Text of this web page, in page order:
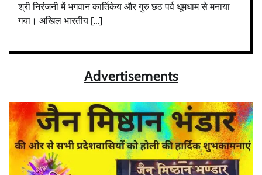
श्री निरंजनी में भगवान कार्तिकेय और गुरु छठ पर्व धूमधाम से मनाया
गया। अखिल भारतीय […]
Advertisements